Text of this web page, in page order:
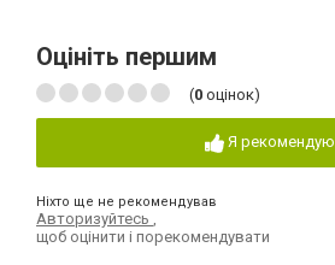
Оцініть першим
(0 оцінок)
Я рекомендую
Ніхто ще не рекомендував
Авторизуйтесь
щоб оцінити і порекомендувати